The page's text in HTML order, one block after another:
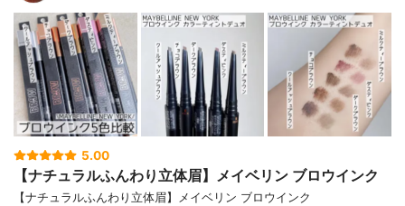
5.00
【ナチュラルふんわり立体眉】メイベリン ブロウインク
【ナチュラルふんわり立体眉】メイベリン ブロウインク